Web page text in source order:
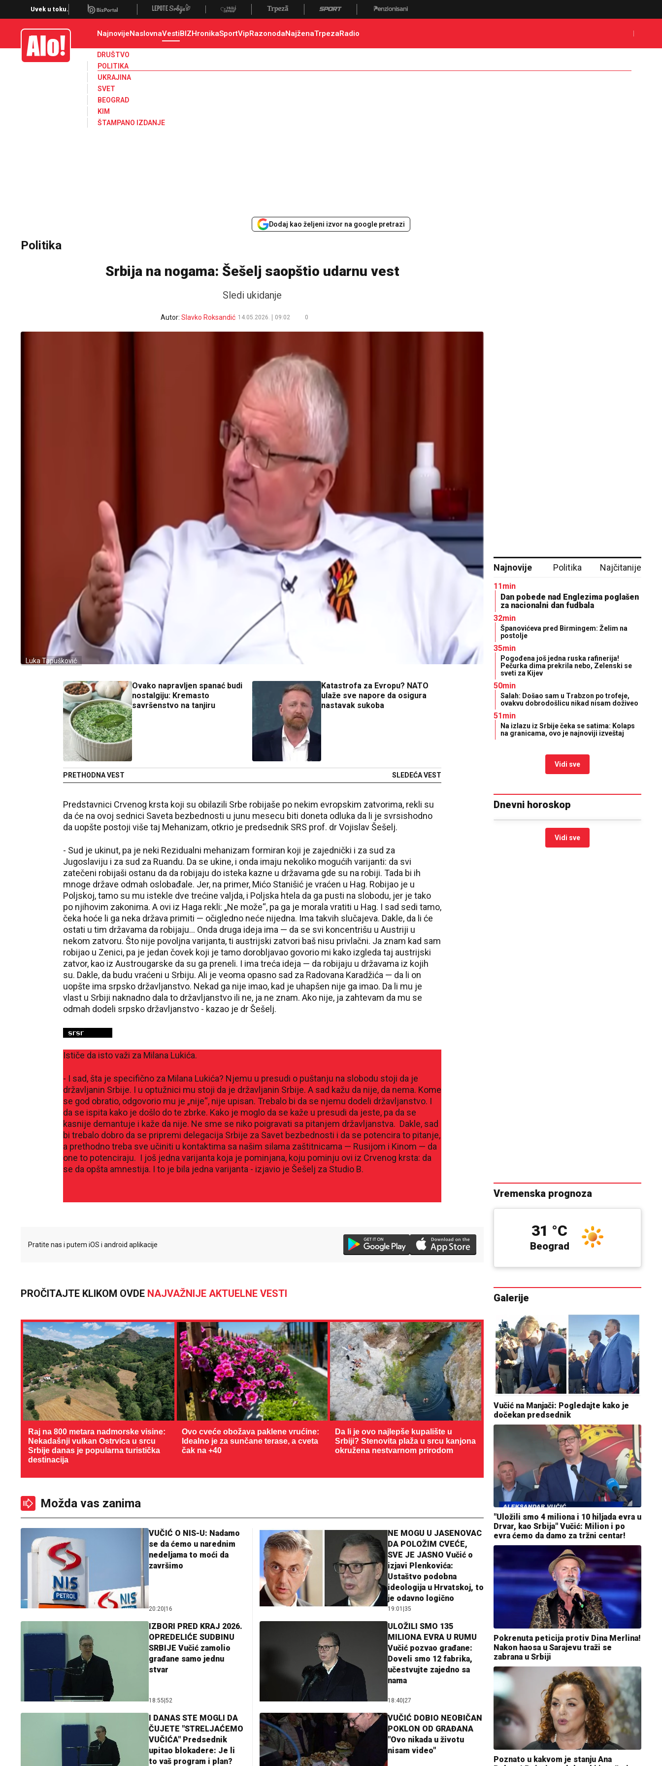
Uvek u toku.
Alo NajnovijeNaslovnaVestiBIZHronikaSportVipRazonodaNajženaTrpezaRadio
DRUŠTVO
POLITIKA
UKRAJINA
SVET
BEOGRAD
KIM
ŠTAMPANO IZDANJE
Dodaj kao željeni izvor na google pretrazi
Politika
Srbija na nogama: Šešelj saopštio udarnu vest
Sledi ukidanje
Autor: Slavko Roksandić 14.05.2026. 09:02 0
Luka Tapušković
Ovako napravljen spanać budi
nostalgiju: Kremasto
savršenstvo na tanjiru
PRETHODNA VEST
Katastrofa za Evropu? NATO
ulaže sve napore da osigura
nastavak sukoba
SLEDEĆA VEST
Predstavnici Crvenog krsta koji su obilazili Srbe robijaše po nekim evropskim zatvorima, rekli su
da će na ovoj sednici Saveta bezbednosti u junu mesecu biti doneta odluka da li je svrsishodno
da uopšte postoji više taj Mehanizam, otkrio je predsednik SRS prof. dr Vojislav Šešelj.
- Sud je ukinut, pa je neki Rezidualni mehanizam formiran koji je zajednički i za sud za
Jugoslaviju i za sud za Ruandu. Da se ukine, i onda imaju nekoliko mogućih varijanti: da svi
zatečeni robijaši ostanu da da robijaju do isteka kazne u državama gde su na robiji. Tada bi ih
mnoge države odmah oslobađale. Jer, na primer, Mićo Stanišić je vraćen u Hag. Robijao je u
Poljskoj, tamo su mu istekle dve trećine valjda, i Poljska htela da ga pusti na slobodu, jer je tako
po njihovim zakonima. A ovi iz Haga rekli: „Ne može“, pa ga je morala vratiti u Hag. I sad sedi tamo,
čeka hoće li ga neka država primiti — očigledno neće nijedna. Ima takvih slučajeva. Dakle, da li će
ostati u tim državama da robijaju... Onda druga ideja ima — da se svi koncentrišu u Austriji u
nekom zatvoru. Što nije povoljna varijanta, ti austrijski zatvori baš nisu privlačni. Ja znam kad sam
robijao u Zenici, pa je jedan čovek koji je tamo dorobljavao govorio mi kako izgleda taj austrijski
zatvor, kao iz Austrougarske da su ga preneli. I ima treća ideja — da robijaju u državama iz kojih
su. Dakle, da budu vraćeni u Srbiju. Ali je veoma opasno sad za Radovana Karadžića — da li on
uopšte ima srpsko državljanstvo. Nekad ga nije imao, kad je uhapšen nije ga imao. Da li mu je
vlast u Srbiji naknadno dala to državljanstvo ili ne, ja ne znam. Ako nije, ja zahtevam da mu se
odmah dodeli srpsko državljanstvo - kazao je dr Šešelj.
Ističe da isto važi za Milana Lukića.
- I sad, šta je specifično za Milana Lukića? Njemu u presudi o puštanju na slobodu stoji da je
državljanin Srbije. I u optužnici mu stoji da je državljanin Srbije. A sad kažu da nije, da nema. Kome
se god obratio, odgovorio mu je „nije“, nije upisan. Trebalo bi da se njemu dodeli državljanstvo. I
da se ispita kako je došlo do te zbrke. Kako je moglo da se kaže u presudi da jeste, pa da se
kasnije demantuje i kaže da nije. Ne sme se niko poigravati sa pitanjem državljanstva. Dakle, sad
bi trebalo dobro da se pripremi delegacija Srbije za Savet bezbednosti i da se potencira to pitanje,
a prethodno treba sve učiniti u kontaktima sa našim silama zaštitnicama — Rusijom i Kinom — da
one to potenciraju. I još jedna varijanta koja je pominjana, koju pominju ovi iz Crvenog krsta: da
se da opšta amnestija. I to je bila jedna varijanta - izjavio je Šešelj za Studio B.
Pratite nas i putem iOS i android aplikacije
PROČITAJTE KLIKOM OVDE NAJVAŽNIJE AKTUELNE VESTI
Raj na 800 metara nadmorske visine:
Nekadašnji vulkan Ostrvica u srcu
Srbije danas je popularna turistička
destinacija
Ovo cveće obožava paklene vrućine:
Idealno je za sunčane terase, a cveta
čak na +40
Da li je ovo najlepše kupalište u
Srbiji? Stenovita plaža u srcu kanjona
okružena nestvarnom prirodom
Možda vas zanima
VUČIĆ O NIS-U: Nadamo
se da ćemo u narednim
nedeljama to moći da
završimo
20:20 16
NE MOGU U JASENOVAC
DA POLOŽIM CVEĆE,
SVE JE JASNO Vučić o
izjavi Plenkovića:
Ustaštvo podobna
ideologija u Hrvatskoj, to
je odavno logično
19:01 35
IZBORI PRED KRAJ 2026.
OPREDELIĆE SUDBINU
SRBIJE Vučić zamolio
građane samo jednu
stvar
18:55 52
ULOŽILI SMO 135
MILIONA EVRA U RUMU
Vučić pozvao građane:
Doveli smo 12 fabrika,
učestvujte zajedno sa
nama
18:40 27
I DANAS STE MOGLI DA
ČUJETE "STRELJAĆEMO
VUČIĆA" Predsednik
upitao blokadere: Je li
to vaš program i plan?
VUČIĆ DOBIO NEOBIČAN
POKLON OD GRAĐANA
"Ovo nikada u životu
nisam video"
Najnovije Politika Najčitanije
11min
Dan pobede nad Englezima poglašen
za nacionalni dan fudbala
32min
Španovićeva pred Birmingem: Želim na
postolje
35min
Pogođena još jedna ruska rafinerija!
Pečurka dima prekrila nebo, Zelenski se
sveti za Kijev
50min
Salah: Došao sam u Trabzon po trofeje,
ovakvu dobrodošlicu nikad nisam doživeo
51min
Na izlazu iz Srbije čeka se satima: Kolaps
na granicama, ovo je najnoviji izveštaj
Vidi sve
Dnevni horoskop
Vidi sve
Vremenska prognoza
Loznica
25 °C
Beograd
31 °C
Galerije
Vučić na Manjači: Pogledajte kako je
dočekan predsednik
"Uložili smo 4 miliona i 10 hiljada evra u
Drvar, kao Srbija" Vučić: Milion i po
evra ćemo da damo za tržni centar!
Pokrenuta peticija protiv Dina Merlina!
Nakon haosa u Sarajevu traži se
zabrana u Srbiji
Poznato u kakvom je stanju Ana